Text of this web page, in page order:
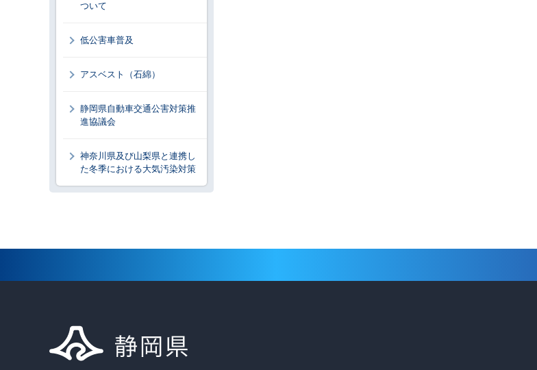
ついて
低公害車普及
アスベスト（石綿）
静岡県自動車交通公害対策推
進協議会
神奈川県及び山梨県と連携し
た冬季における大気汚染対策